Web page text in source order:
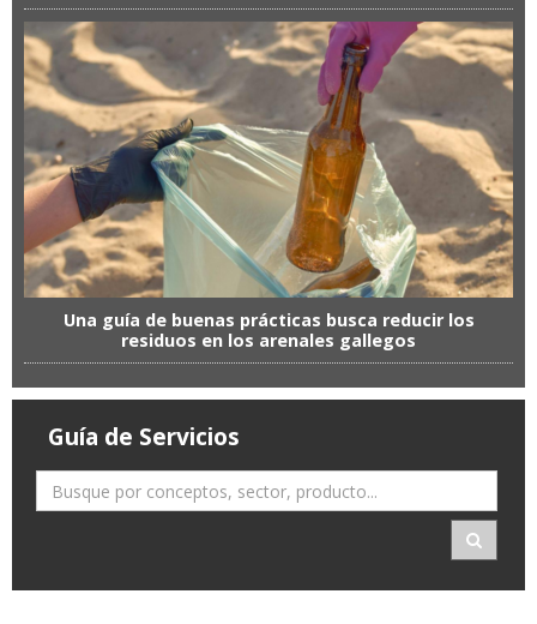
Una guía de buenas prácticas busca reducir los
residuos en los arenales gallegos
Guía de Servicios